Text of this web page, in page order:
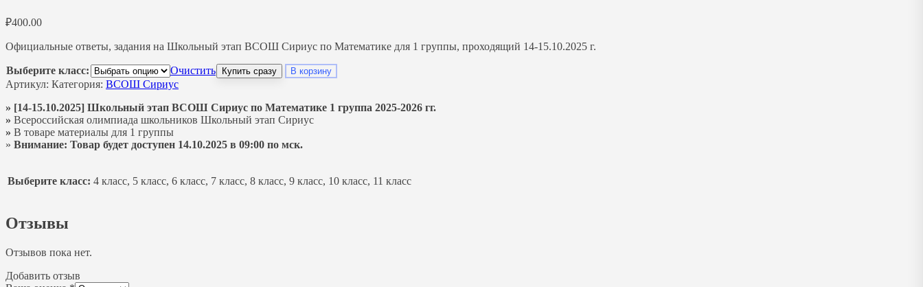
₽400.00
Официальные ответы, задания на Школьный этап ВСОШ Сириус по Математике для 1 группы, проходящий 14-15.10.2025 г.
Выберите класс: Очистить Купить сразу В корзину
Артикул: Категория: ВСОШ Сириус
» [14-15.10.2025] Школьный этап ВСОШ Сириус по Математике 1 группа 2025-2026 гг.
» Всероссийская олимпиада школьников Школьный этап Сириус
» В товаре материалы для 1 группы
» Внимание: Товар будет доступен 14.10.2025 в 09:00 по мск.
Выберите класс: 4 класс, 5 класс, 6 класс, 7 класс, 8 класс, 9 класс, 10 класс, 11 класс
Отзывы
Отзывов пока нет.
Добавить отзыв